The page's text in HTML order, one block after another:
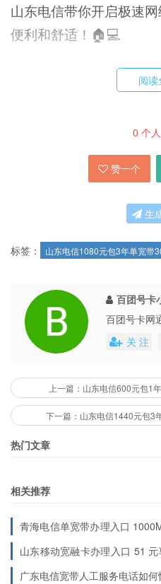
山东电信带你开启极速
便利和舒适！🏠💻
阅读
0 个人
赞一个
生
标签： 山东电信1080元包3年单宽带
百团号卡
百团号卡网
用户能够清
费用。这些
了市场的公
关 注
上一篇：山东电信600元包1
下一篇：山东电信1440元包3
热门文章
相关推荐
青海电信单宽带办理入口
2026 年最新上线
山东移动宽融卡办理入口 51
1000M 宽带 半年不用充值
广东电信宽带人工服务电话如何